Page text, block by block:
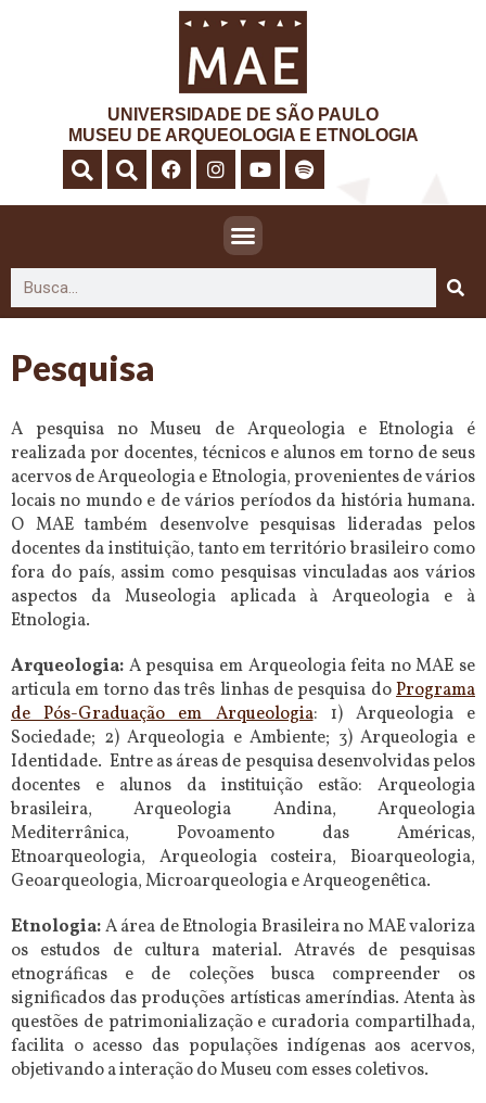
UNIVERSIDADE DE SÃO PAULO
MUSEU DE ARQUEOLOGIA E ETNOLOGIA
Pesquisa
A pesquisa no Museu de Arqueologia e Etnologia é
realizada por docentes, técnicos e alunos em torno de seus
acervos de Arqueologia e Etnologia, provenientes de vários
locais no mundo e de vários períodos da história humana.
O MAE também desenvolve pesquisas lideradas pelos
docentes da instituição, tanto em território brasileiro como
fora do país, assim como pesquisas vinculadas aos vários
aspectos da Museologia aplicada à Arqueologia e à
Etnologia.
Arqueologia: A pesquisa em Arqueologia feita no MAE se
articula em torno das três linhas de pesquisa doPrograma
de Pós-Graduação em Arqueologia: 1) Arqueologia e
Sociedade; 2) Arqueologia e Ambiente; 3) Arqueologia e
Identidade. Entre as áreas de pesquisa desenvolvidas pelos
docentes e alunos da instituição estão: Arqueologia
brasileira, Arqueologia Andina, Arqueologia
Mediterrânica, Povoamento das Américas,
Etnoarqueologia, Arqueologia costeira, Bioarqueologia,
Geoarqueologia, Microarqueologia e Arqueogenêtica.
Etnologia:A área de Etnologia Brasileira no MAE valoriza
os estudos de cultura material. Através de pesquisas
etnográficas e de coleções busca compreender os
significados das produções artísticas ameríndias. Atenta às
questões de patrimonialização e curadoria compartilhada,
facilita o acesso das populações indígenas aos acervos,
objetivando a interação do Museu com esses coletivos.